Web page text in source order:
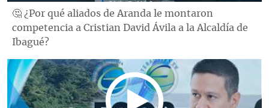
🤔 ¿Por qué aliados de Aranda le montaron
competencia a Cristian David Ávila a la Alcaldía de
Ibagué?